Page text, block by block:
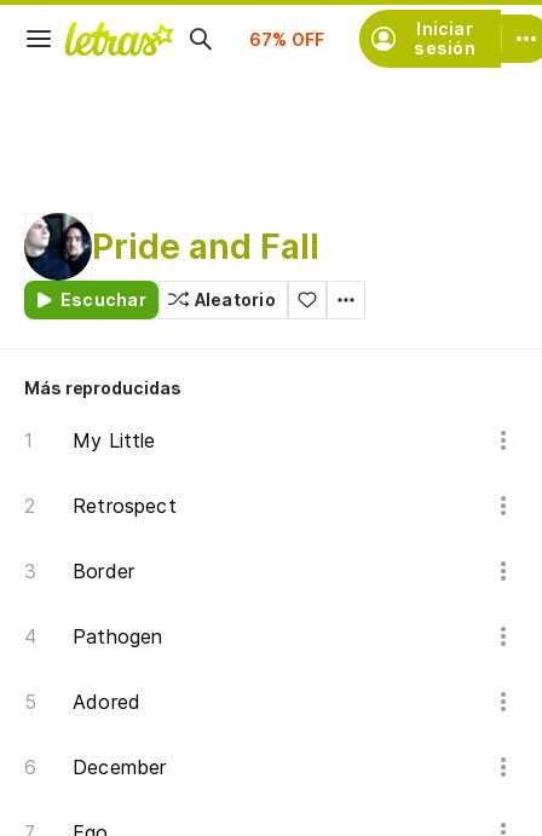
Iniciar
sesión
Suscríbete
Pride and Fall
Escuchar Aleatorio
Más reproducidas
My Little
Retrospect
Border
Pathogen
Adored
December